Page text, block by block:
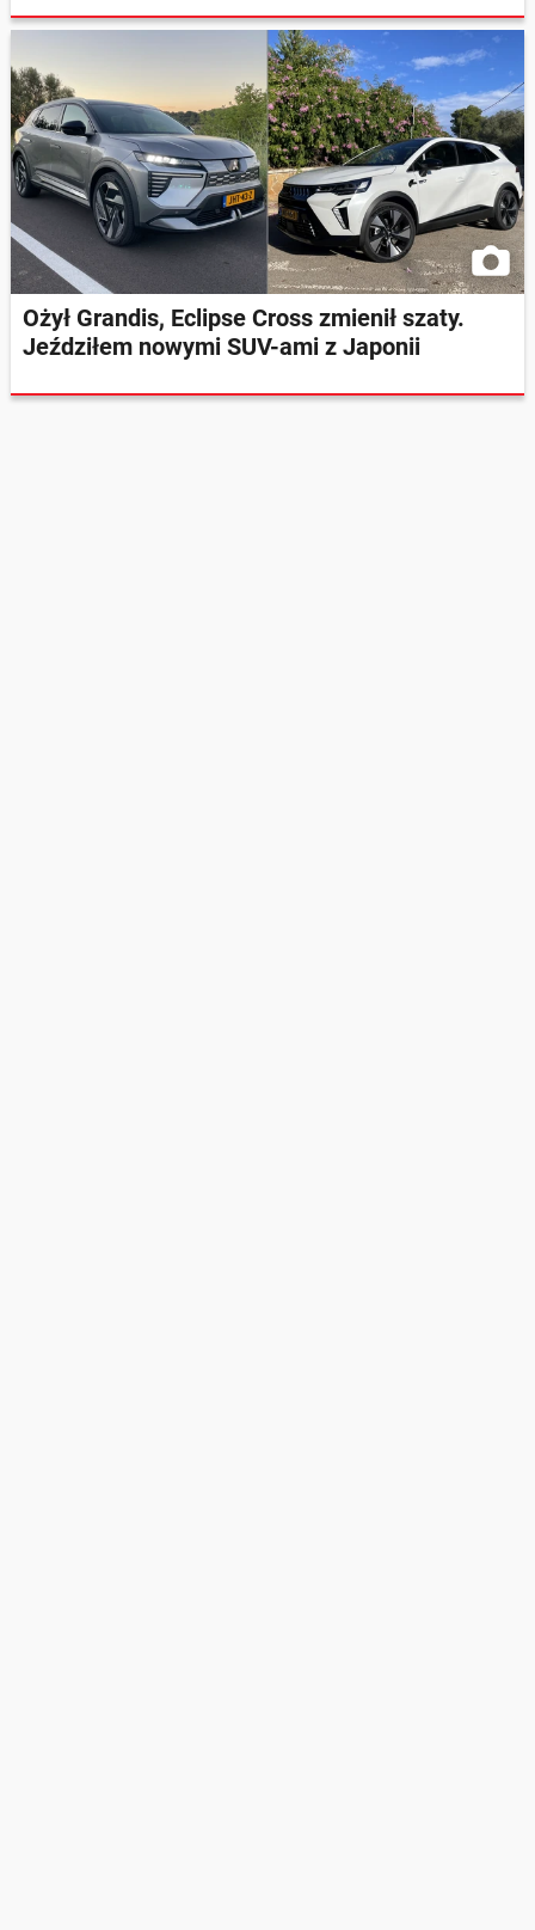
Ożył Grandis, Eclipse Cross zmienił szaty.
Jeździłem nowymi SUV-ami z Japonii